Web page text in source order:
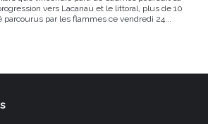
vers Lacanau et le littoral, plus de 10
par les flammes ce vendredi 24...